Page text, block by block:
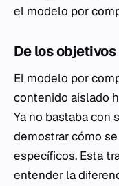
el modelo por
De los
El modelo por
contenido aislado
Ya no bastaba con
demostrar cómo
específicos. Esta
entender la